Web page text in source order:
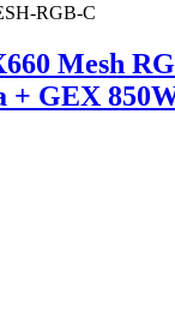
RGB-C
Mesh
+ GEX